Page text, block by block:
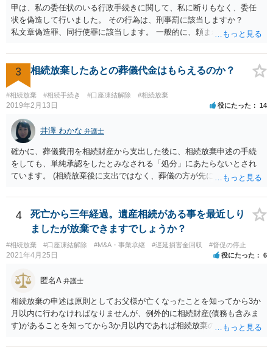
甲は、私の委任状のいる行政手続きに関して、私に断りもなく、委任
状を偽造して行いました。 その行為は、刑事罰に該当しますか？
私文章偽造罪、同行使罪に該当します。 一般的に、頼まれた（委任さ
か？ 委任状を偽造して使用することはまでは依頼の範囲ではない
ので できないと思います。
3 相続放棄したあとの葬儀代金はもらえるのか？
#相続放棄 #相続手続き #口座凍結解除 #相続放棄
2019年2月13日 役にたった 14
井澤 わかな 弁護士
確かに、葬儀費用を相続財産から支出した後に、相続放棄申述の手続
をしても、単純承認をしたとみなされる「処分」にあたらないとされ
ています。 (相続放棄後に支出ではなく、葬儀の方が先に来るのが通常
述の手続ということだと思いますが) ただ、葬儀費用ならいくらでもよ
いということではなく、身分相応の、社会的儀式として当然認められ
る程度の金額に留まると考えた方がよいです。 もし、相続人の皆さん
に葬儀費用を支出する経済力がなく、質素な葬儀を行った費用であれ
ば相続財産から支出しても単純承認と認められない可能性が高いの
で、相続放棄申述が受理される可能性も高いと思います。
4
死亡から三年経過。遺産相続がある事を最近しり
ましたが放棄できますでしょうか？
#相続放棄 #口座凍結解除 #M&A・事業承継 #遅延損害金回収 #督促の停止
2021年4月25日 役にたった 6
匿名A 弁護士
相続放棄の申述は原則としてお父様が亡くなったことを知ってから3か
月以内に行わなければなりませんが、例外的に相続財産(債務も含みま
す)があることを知ってから3か月以内であれば相続放棄の申述が認め
したら、早急に家裁に行って相続放棄の申述をしたい旨告げて必要な